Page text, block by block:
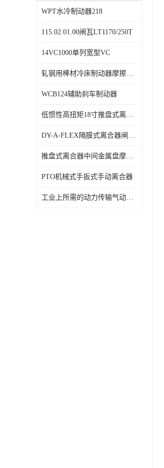
WPT水冷制动器218
115.02.01.00闸瓦LT1170/250T
14VC1000单列宽型VC
轧钢用棒材冷床制动器摩擦片218
WCB124辅助刹车制动器
低惯性高扭矩18寸推盘式离合器中心盘齿盘W18-11-101
DY-A-FLEX隔膜式离合器闸瓦总成7015125A
推盘式离合器中间金属盘摩擦盘18寸
PTO机械式手扳式手动离合器
工业上所需的动力传输气动离合器WCB424